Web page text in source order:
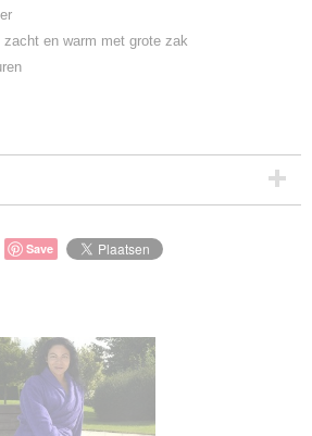
en warm met grote zak
Save